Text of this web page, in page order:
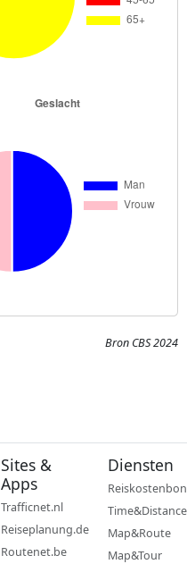
Bron CBS 2024
Sites &
Apps
Trafficnet.nl
Reiseplanung.de
Routenet.be
Diensten
Reiskostenbon
Time&Distance
Map&Route
Map&Tour